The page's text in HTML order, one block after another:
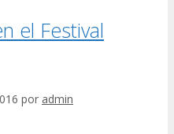
el Festival
por admin